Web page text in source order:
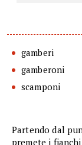
gamberi
gamberoni
scamponi
Partendo dal
premete i